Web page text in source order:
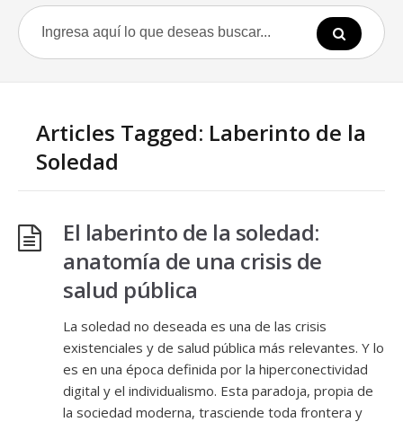
Articles Tagged: Laberinto de la
Soledad
El laberinto de la soledad:
anatomía de una crisis de
salud pública
La soledad no deseada es una de las crisis
existenciales y de salud pública más relevantes. Y lo
es en una época definida por la hiperconectividad
digital y el individualismo. Esta paradoja, propia de
la sociedad moderna, trasciende toda frontera y